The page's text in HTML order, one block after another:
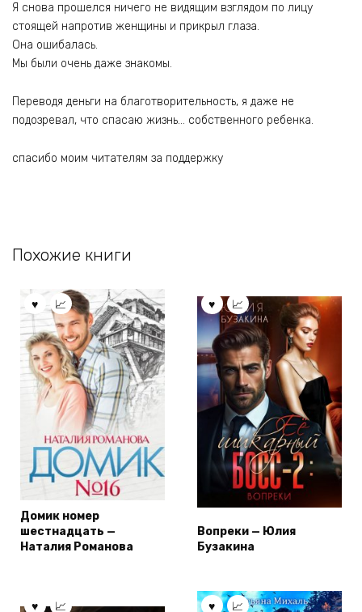
Я снова прошелся ничего не видящим взглядом по лицу
стоящей напротив женщины и прикрыл глаза.
Она ошибалась.
Мы были очень даже знакомы.
Переводя деньги на благотворительность, я даже не
подозревал, что спасаю жизнь… собственного ребенка.
спасибо моим читателям за поддержку
Похожие книги
Домик номер
шестнадцать —
Наталия Романова
Вопреки — Юлия
Бузакина